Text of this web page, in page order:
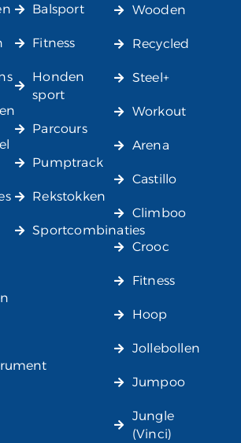
Balsport
Fitness
Honden
sport
Parcours
Pumptrack
Rekstokken
Sportcombinaties
Wooden
Recycled
Steel+
Workout
Arena
Castillo
Climboo
Crooc
Fitness
Hoop
Jollebollen
Jumpoo
Jungle
(Vinci)